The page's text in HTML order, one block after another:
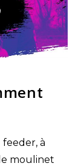
feeder, à
le moulinet